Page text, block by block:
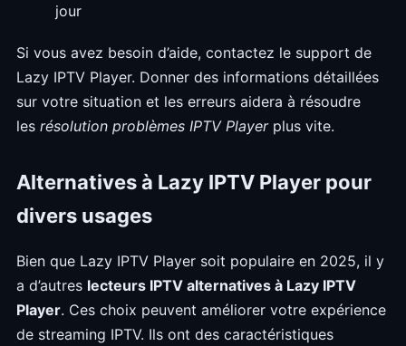
jour
Si vous avez besoin d’aide, contactez le support de
Lazy IPTV Player. Donner des informations détaillées
sur votre situation et les erreurs aidera à résoudre
les résolution problèmes IPTV Playerplus vite.
Alternatives à Lazy IPTV Player pour
divers usages
Bien que Lazy IPTV Player soit populaire en 2025, il y
a d’autres lecteurs IPTV alternatives à Lazy IPTV
Player. Ces choix peuvent améliorer votre expérience
de streaming IPTV. Ils ont des caractéristiques